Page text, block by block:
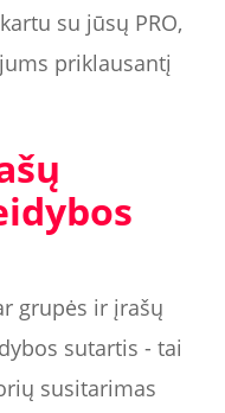
su jūsų PRO,
priklausantį
grupės ir įrašų
sutartis - tai
susitarimas